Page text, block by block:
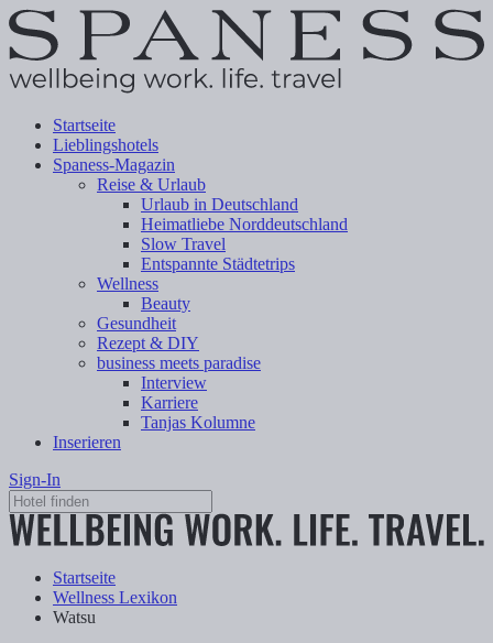
Startseite
Lieblingshotels
Spaness-Magazin
Reise & Urlaub
Urlaub in Deutschland
Heimatliebe Norddeutschland
Slow Travel
Entspannte Städtetrips
Wellness
Beauty
Gesundheit
Rezept & DIY
business meets paradise
Interview
Karriere
Tanjas Kolumne
Inserieren
Sign-In
Startseite
Wellness Lexikon
Watsu